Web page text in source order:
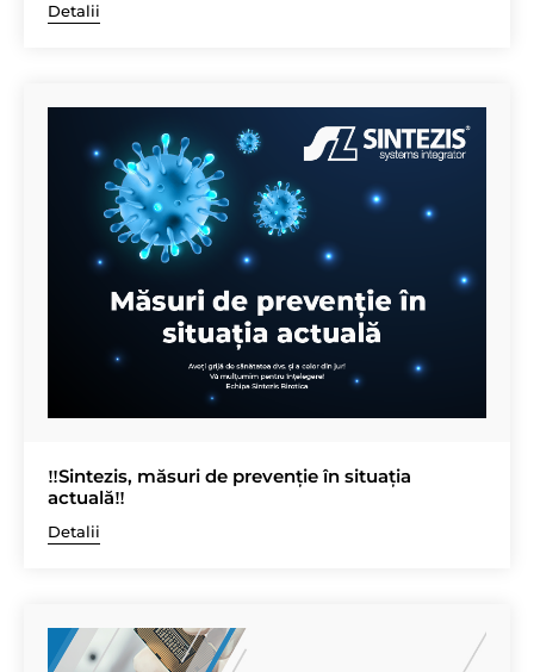
Detalii
‼️Sintezis, măsuri de prevenție în situația
actuală‼️
Detalii